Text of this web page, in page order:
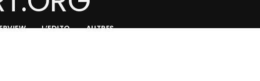
L’EDITO AUTRES